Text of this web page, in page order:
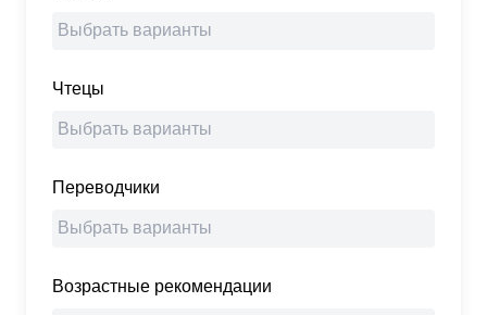
Чтецы
Переводчики
Возрастные рекомендации